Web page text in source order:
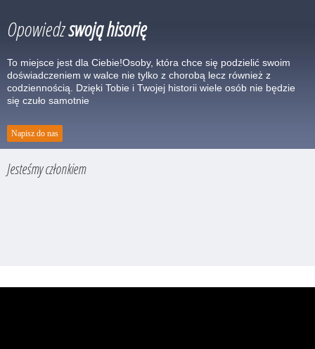
Opowiedzswoją hisorię
To miejsce jest dla Ciebie!Osoby, która chce się podzielić swoim
doświadczeniem w walce nie tylko z chorobą lecz również z
codziennością. Dzięki Tobie i Twojej historii wiele osób nie będzie
się czuło samotnie
Napisz do nas
Jesteśmy członkiem